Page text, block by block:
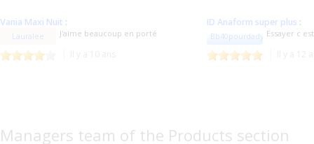
Vania Maxi Nuit :
Lauralee J'aime beaucoup en porté
ID Anaform super plus :
Bb40pourdady Essayer c
Managers team of the Products section